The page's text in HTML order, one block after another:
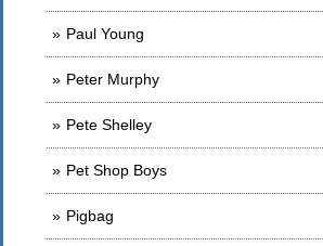
Paul Young
Peter Murphy
Pete Shelley
Pet Shop Boys
Pigbag